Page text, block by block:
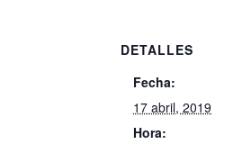
DETALLES
Fecha:
17 abril, 2019
Hora: